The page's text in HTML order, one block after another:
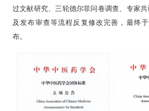
过文献研究、三轮德尔菲问卷调查、专家
及发布审查等流程反复修改完善，最终
布。